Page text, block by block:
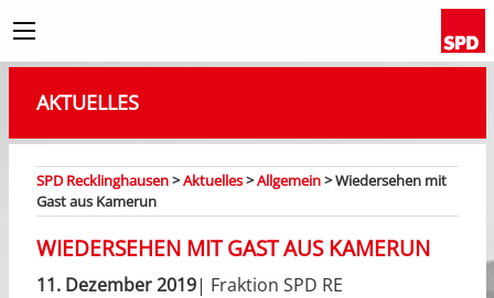
AKTUELLES
SPD Recklinghausen>Aktuelles>Allgemein>Wiedersehen mit
Gast aus Kamerun
WIEDERSEHEN MIT GAST AUS KAMERUN
11. Dezember 2019| Fraktion SPD RE